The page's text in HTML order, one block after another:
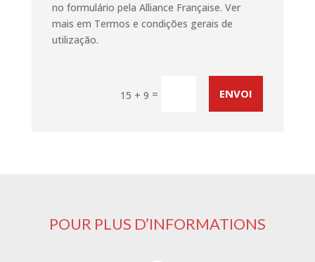
no formulário pela Alliance Française. Ver
mais em Termos e condições gerais de
utilização.
15 + 9 = ENVOI
POUR PLUS D’INFORMATIONS